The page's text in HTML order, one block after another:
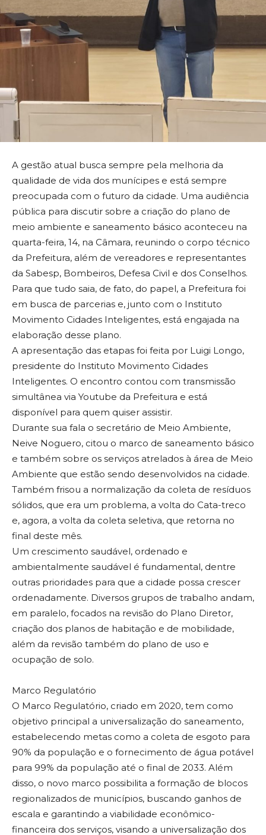
A gestão atual busca sempre pela melhoria da
qualidade de vida dos munícipes e está sempre
preocupada com o futuro da cidade. Uma audiência
pública para discutir sobre a criação do plano de
meio ambiente e saneamento básico aconteceu na
quarta-feira, 14, na Câmara, reunindo o corpo técnico
da Prefeitura, além de vereadores e representantes
da Sabesp, Bombeiros, Defesa Civil e dos Conselhos.
Para que tudo saia, de fato, do papel, a Prefeitura foi
em busca de parcerias e, junto com o Instituto
Movimento Cidades Inteligentes, está engajada na
elaboração desse plano.
A apresentação das etapas foi feita por Luigi Longo,
presidente do Instituto Movimento Cidades
Inteligentes. O encontro contou com transmissão
simultânea via Youtube da Prefeitura e está
disponível para quem quiser assistir.
Durante sua fala o secretário de Meio Ambiente,
Neive Noguero, citou o marco de saneamento básico
e também sobre os serviços atrelados à área de Meio
Ambiente que estão sendo desenvolvidos na cidade.
Também frisou a normalização da coleta de resíduos
sólidos, que era um problema, a volta do Cata-treco
e, agora, a volta da coleta seletiva, que retorna no
final deste mês.
Um crescimento saudável, ordenado e
ambientalmente saudável é fundamental, dentre
outras prioridades para que a cidade possa crescer
ordenadamente. Diversos grupos de trabalho andam,
em paralelo, focados na revisão do Plano Diretor,
criação dos planos de habitação e de mobilidade,
além da revisão também do plano de uso e
ocupação de solo.
Marco Regulatório
O Marco Regulatório, criado em 2020, tem como
objetivo principal a universalização do saneamento,
estabelecendo metas como a coleta de esgoto para
90% da população e o fornecimento de água potável
para 99% da população até o final de 2033. Além
disso, o novo marco possibilita a formação de blocos
regionalizados de municípios, buscando ganhos de
escala e garantindo a viabilidade econômico-
financeira dos serviços, visando a universalização dos